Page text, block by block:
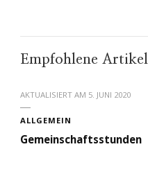
Empfohlene Artikel
AKTUALISIERT AM 5. JUNI 2020
ALLGEMEIN
Gemeinschaftsstunden